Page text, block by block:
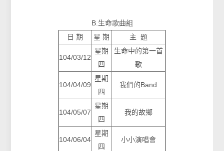
B.生命歌曲組
日 期
星 期 主 題
104/03/12
星期
四
生命中的第一首
歌
104/04/09
星期
四
我們的Band
104/05/07
星期
四
我的故鄉
104/06/04
星期
四
小小演唱會